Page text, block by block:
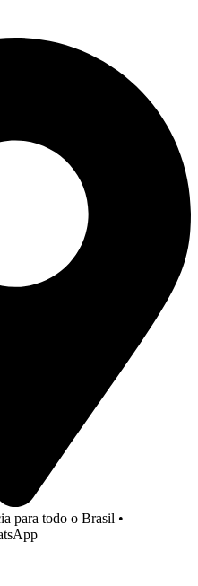
para todo o Brasil •